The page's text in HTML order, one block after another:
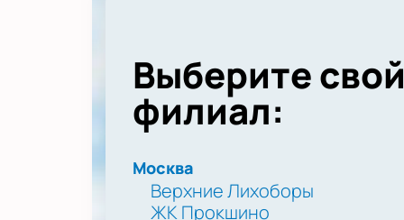
Выберите
филиал:
Москва
Верхние Лихоборы
ЖК Прокшино